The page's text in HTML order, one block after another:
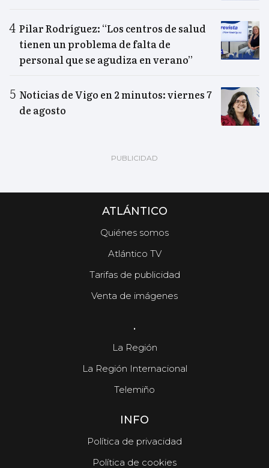
Pilar Rodríguez: “Los centros de salud
tienen un problema de falta de
personal que se agudiza en verano”
Noticias de Vigo en 2 minutos: viernes 7
de agosto
ATLÁNTICO
Quiénes somos
Atlántico TV
Tarifas de publicidad
Venta de imágenes
.
La Región
La Región Internacional
Telemiño
INFO
Política de privacidad
Política de cookies